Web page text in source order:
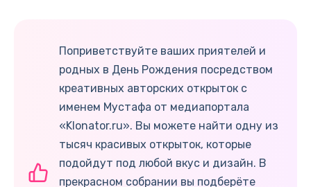
Поприветствуйте ваших приятелей и
родных в День Рождения посредством
креативных авторских открыток с
именем Мустафа от медиапортала
«Klonator.ru». Вы можете найти одну из
тысяч красивых открыток, которые
подойдут под любой вкус и дизайн. В
прекрасном собрании вы подберёте